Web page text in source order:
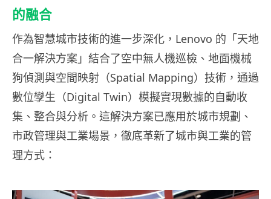
的融合
作為智慧城市技術的進一步深化，Lenovo 的「天地
合一解決方案」結合了空中無人機巡檢、地面機械
狗偵測與空間映射（Spatial Mapping）技術，通過
數位孿生（Digital Twin）模擬實現數據的自動收
集、整合與分析。這解決方案已應用於城市規劃、
市政管理與工業場景，徹底革新了城市與工業的管
理方式：